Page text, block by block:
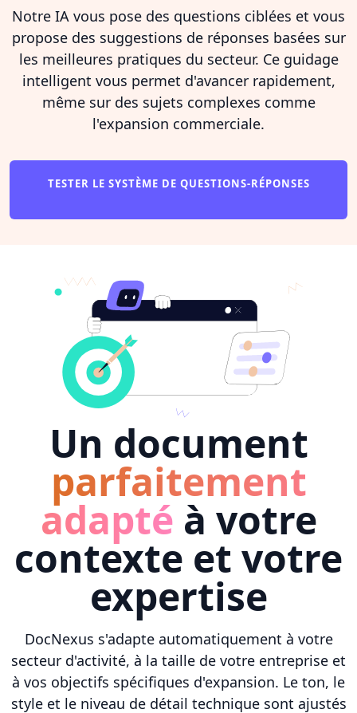
Notre IA vous pose des questions ciblées et vous
propose des suggestions de réponses basées sur
les meilleures pratiques du secteur. Ce guidage
intelligent vous permet d'avancer rapidement,
même sur des sujets complexes comme
l'expansion commerciale.
TESTER LE SYSTÈME DE QUESTIONS-RÉPONSES
Un document
parfaitement
adapté à votre
contexte et votre
expertise
DocNexus s'adapte automatiquement à votre
secteur d'activité, à la taille de votre entreprise et
à vos objectifs spécifiques d'expansion. Le ton, le
style et le niveau de détail technique sont ajustés